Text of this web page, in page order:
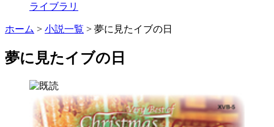
ライブラリ
ホーム > 小説一覧 > 夢に見たイブの日
夢に見たイブの日